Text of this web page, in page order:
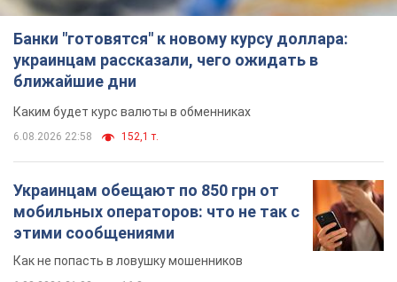
Украинцам обещают по 850 грн от
мобильных операторов: что не так с
этими сообщениями
Как не попасть в ловушку мошенников
6.08.2026 21:02 16,8 т.
Самый дорогой футболист
"Динамо" забил "Карабаху" уже на
10-й минуте матча. Видео
Поединок проходит в Польше
6.08.2026 20:48 7,0 т.